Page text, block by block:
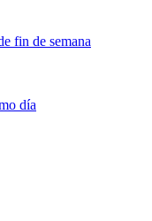
fin de semana
día